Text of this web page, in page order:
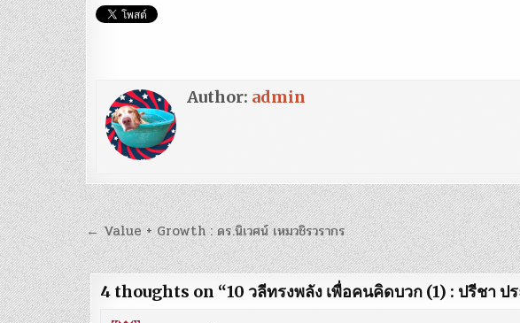
Author: admin
แนะแนว
เรื่อง
← Value + Growth : ดร.นิเวศน์ เหมวชิรวรากร
4 thoughts on “10 วลีทรงพลัง เพื่อคนคิดบวก (1) : ปรีชา ป